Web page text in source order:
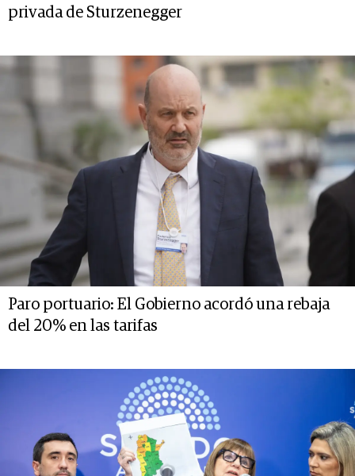
privada de Sturzenegger
Paro portuario: El Gobierno acordó una rebaja
del 20% en las tarifas